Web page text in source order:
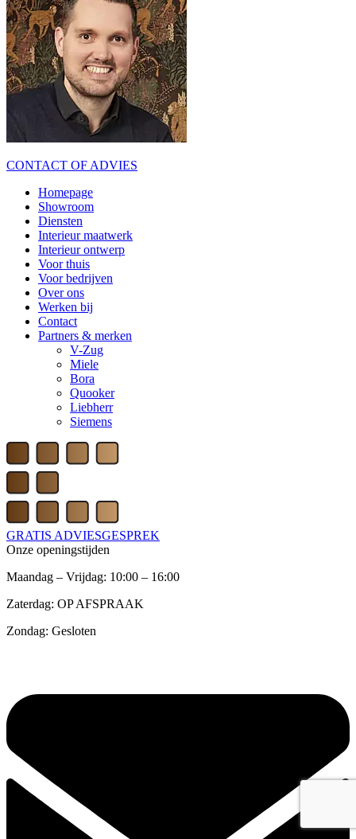
CONTACT OF ADVIES
Homepage
Showroom
Diensten
Interieur maatwerk
Interieur ontwerp
Voor thuis
Voor bedrijven
Over ons
Werken bij
Contact
Partners & merken
V-Zug
Miele
Bora
Quooker
Liebherr
Siemens
GRATIS ADVIESGESPREK
Onze openingstijden
Maandag – Vrijdag: 10:00 – 16:00
Zaterdag: OP AFSPRAAK
Zondag: Gesloten